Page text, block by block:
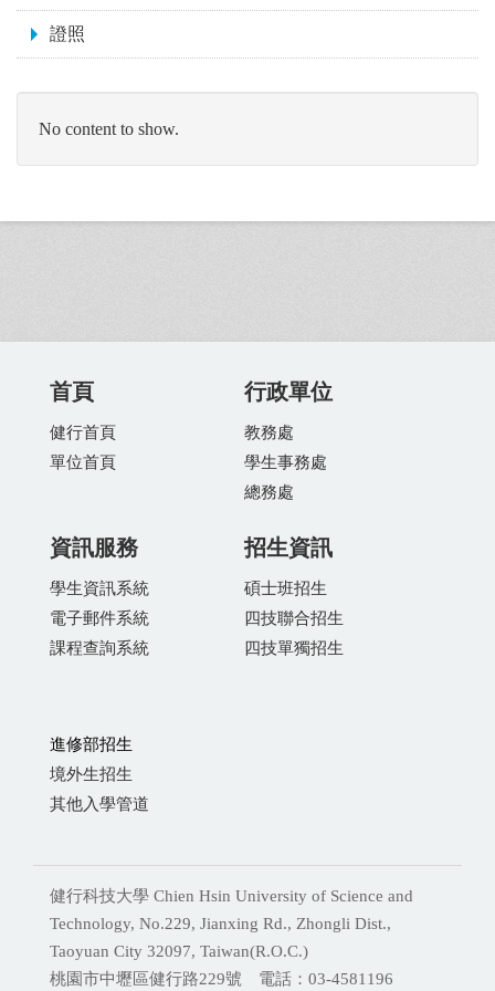
證照
No content to show.
首頁
健行首頁
單位首頁
行政單位
教務處
學生事務處
總務處
資訊服務
學生資訊系統
電子郵件系統
課程查詢系統
招生資訊
碩士班招生
四技聯合招生
四技單獨招生
進修部招生
境外生招生
其他入學管道
健行科技大學 Chien Hsin University of Science and
Technology, No.229, Jianxing Rd., Zhongli Dist.,
Taoyuan City 32097, Taiwan(R.O.C.)
桃園市中壢區健行路229號 電話：03-4581196